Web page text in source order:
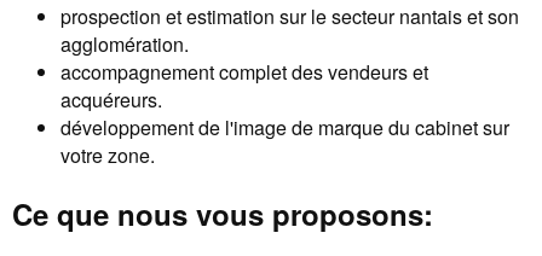
prospection et estimation sur le secteur nantais et son
agglomération.
accompagnement complet des vendeurs et
acquéreurs.
développement de l'image de marque du cabinet sur
votre zone.
Ce que nous vous proposons: